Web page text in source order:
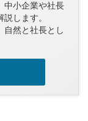
中小企業や社長
します。
自然と社長とし